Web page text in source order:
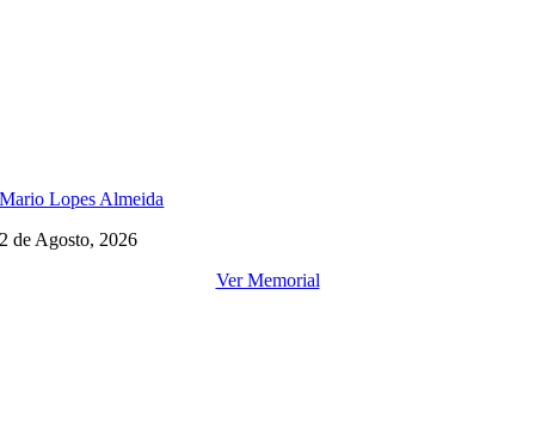
Mario Lopes Almeida
2 de Agosto, 2026
Ver Memorial